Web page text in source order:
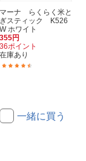
マーナ らくらく米と
ぎスティック K526
W ホワイト
355円
36ポイント
在庫あり
一緒に買う